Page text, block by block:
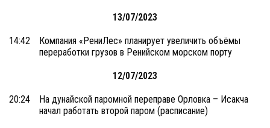
13/07/2023
14:42
Компания «РениЛес» планирует увеличить объёмы
переработки грузов в Ренийском морском порту
12/07/2023
20:24
На дунайской паромной переправе Орловка – Исакча
начал работать второй паром (расписание)